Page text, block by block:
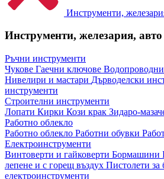
Инструменти,
Инструменти, железария, авто
Ръчни инструменти
Чукове Гаечни ключове
Нивелири и мастари Дърводелски
инструменти
Строителни инструменти
Лопати Кирки Кози крак Зидаро-
Работно облекло
Работно облекло Работни обувки
Електроинструменти
Винтоверти и гайковерти Бормашини
лепене и с горещ въздух Пистолети за
електроинструменти